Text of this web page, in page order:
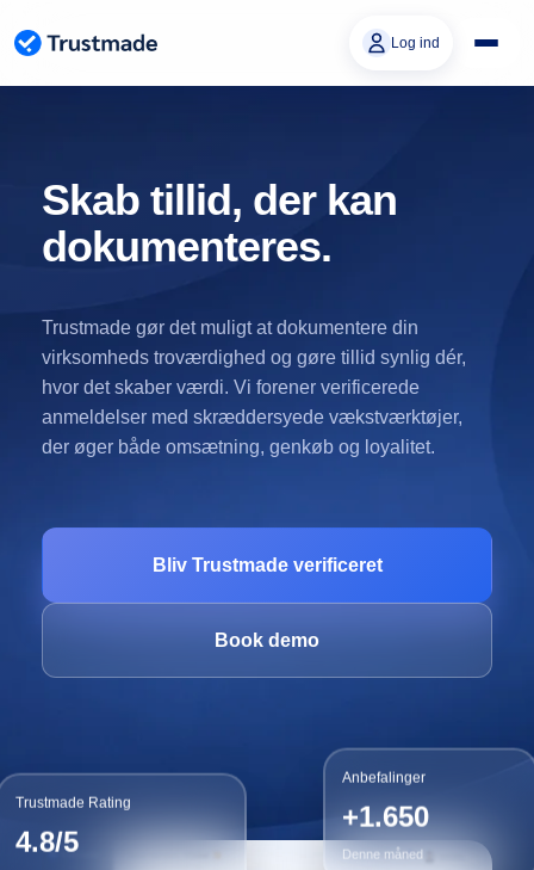
indhold
Log ind
Skab tillid, der kan
dokumenteres.
Trustmade gør det muligt at dokumentere din
virksomheds troværdighed og gøre tillid synlig dér,
hvor det skaber værdi. Vi forener verificerede
anmeldelser med skræddersyede vækstværktøjer,
der øger både omsætning, genkøb og loyalitet.
Bliv Trustmade verificeret
Book demo
Trustmade Rating
4.8/5
Baseret på 2,847 anmeldelser
Anbefalinger
+1.650
Denne måned